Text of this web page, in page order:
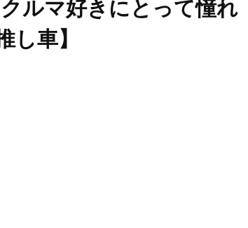
ルマ好きにとって憧れ
し車】